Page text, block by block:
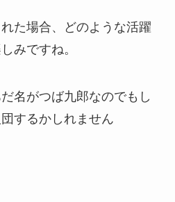
た場合、どのような活躍
みですね。
名がつば九郎なのでもし
するかしれません